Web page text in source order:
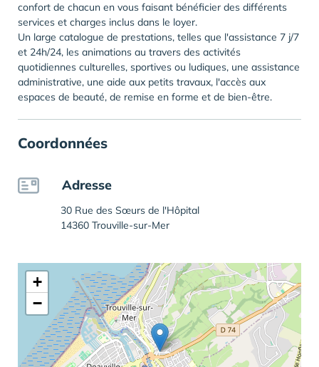
confort de chacun en vous faisant bénéficier des différents
services et charges inclus dans le loyer.
Un large catalogue de prestations, telles que l'assistance 7 j/7
et 24h/24, les animations au travers des activités
quotidiennes culturelles, sportives ou ludiques, une assistance
administrative, une aide aux petits travaux, l'accès aux
espaces de beauté, de remise en forme et de bien-être.
Coordonnées
Adresse
30 Rue des Sœurs de l'Hôpital
14360 Trouville-sur-Mer
+
−